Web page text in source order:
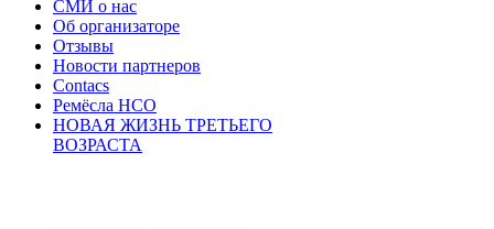
СМИ о нас
Об организаторе
Отзывы
Новости партнеров
Contacs
Ремёсла НСО
НОВАЯ ЖИЗНЬ ТРЕТЬЕГО
ВОЗРАСТА